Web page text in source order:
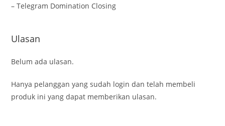
– Telegram Domination Closing
Ulasan
Belum ada ulasan.
Hanya pelanggan yang sudah login dan telah membeli
produk ini yang dapat memberikan ulasan.